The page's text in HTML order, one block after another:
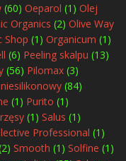
(60) Oeparol (1) Olej
Organics (2) Olive Way
Shop (1) Organicum (1)
(6) Peeling skalpu (13)
(56) Pilomax (3)
(84)
(1) Purito (1)
rzęsy (1) Salus (1)
Professional (1)
Smooth (1) Solfine (1)